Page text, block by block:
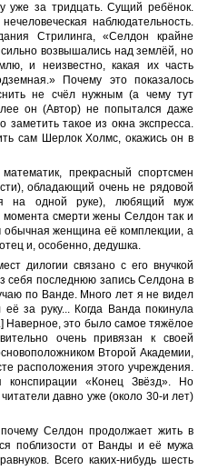
уже за тридцать. Сущий ребёнок.
наблюдательность.
Стрилинга, «Селдон крайне
возвышались над землёй, но
и неизвестно, какая их часть
Почему это показалось
не счёл нужным (а чему тут
он (Автор) не попытался даже
такое из окна экспресса.
сам Шерлок Холмс, окажись он в
прекрасный спортсмен
обладающий очень не рядовой
на одной руке), любящий муж
момента смерти жены Селдон так и
обычная женщина её комплекции, а
и, особенно, дедушка.
дилогии связано с его внучкой
себя последнюю запись Селдона в
по Ванде. Много лет я не видел
за руку... Когда Ванда покинула
Наверное, это было самое тяжёлое
очень привязан к своей
Второй Академии,
расположения этого учреждения.
«Конец Звёзд». Но
давно уже (около 30-и лет)
Селдон продолжает жить в
поблизости от Ванды и её мужа
Всего каких-нибудь шесть